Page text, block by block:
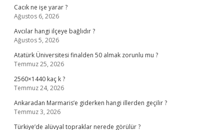
Cacık ne işe yarar ?
Ağustos 6, 2026
Avcılar hangi ilçeye bağlıdır ?
Ağustos 5, 2026
Atatürk Üniversitesi finalden 50 almak zorunlu mu ?
Temmuz 25, 2026
2560×1440 kaç k ?
Temmuz 24, 2026
Ankaradan Marmaris’e giderken hangi illerden geçilir ?
Temmuz 3, 2026
Türkiye’de alüvyal topraklar nerede görülür ?